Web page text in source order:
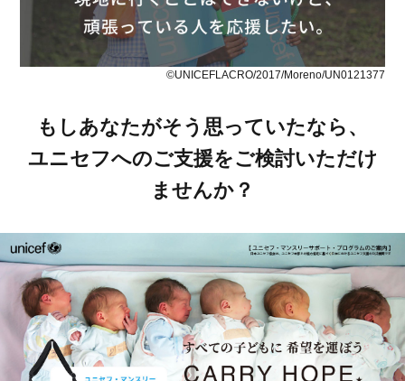
©UNICEFLACRO/2017/Moreno/UN0121377
もしあなたがそう思っていたなら、
ユニセフへのご支援をご検討いただけ
ませんか？